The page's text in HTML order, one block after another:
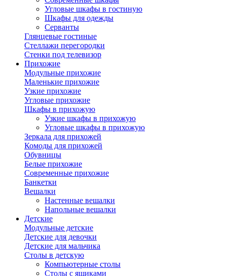
Угловые шкафы в гостиную
Шкафы для одежды
Серванты
Глянцевые гостиные
Стеллажи перегородки
Стенки под телевизор
Прихожие
Модульные прихожие
Маленькие прихожие
Узкие прихожие
Угловые прихожие
Шкафы в прихожую
Узкие шкафы в прихожую
Угловые шкафы в прихожую
Зеркала для прихожей
Комоды для прихожей
Обувницы
Белые прихожие
Современные прихожие
Банкетки
Вешалки
Настенные вешалки
Напольные вешалки
Детские
Модульные детские
Детские для девочки
Детские для мальчика
Столы в детскую
Компьютерные столы
Столы с ящиками